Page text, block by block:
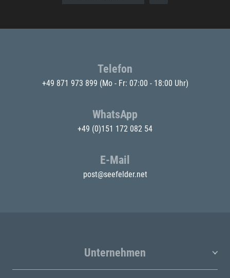
Telefon
+49 871 973 899 (Mo - Fr: 07:00 - 18:00 Uhr)
WhatsApp
+49 (0)151 172 082 54
E-Mail
post@seefelder.net
Unternehmen